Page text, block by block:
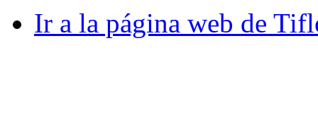
Ir a la página web de